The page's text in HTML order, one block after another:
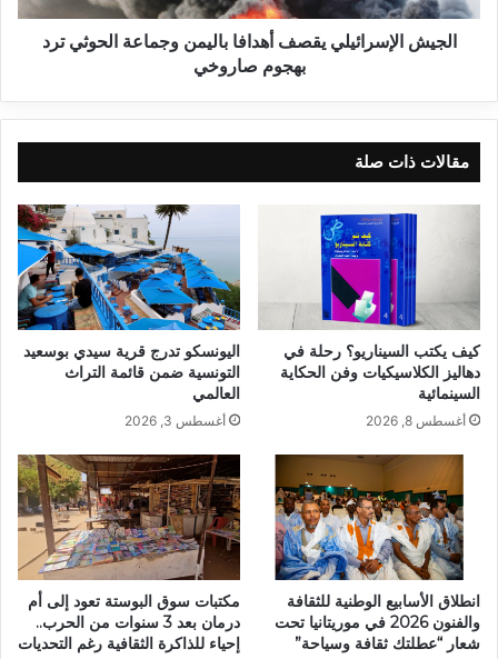
الجيش الإسرائيلي يقصف أهدافا باليمن وجماعة الحوثي ترد
بهجوم صاروخي
مقالات ذات صلة
كيف يكتب السيناريو؟ رحلة في
دهاليز الكلاسيكيات وفن الحكاية
السينمائية
أغسطس 8, 2026
اليونسكو تدرج قرية سيدي بوسعيد
التونسية ضمن قائمة التراث
العالمي
أغسطس 3, 2026
انطلاق الأسابيع الوطنية للثقافة
والفنون 2026 في موريتانيا تحت
شعار “عطلتك ثقافة وسياحة”
مكتبات سوق البوستة تعود إلى أم
درمان بعد 3 سنوات من الحرب..
إحياء للذاكرة الثقافية رغم التحديات